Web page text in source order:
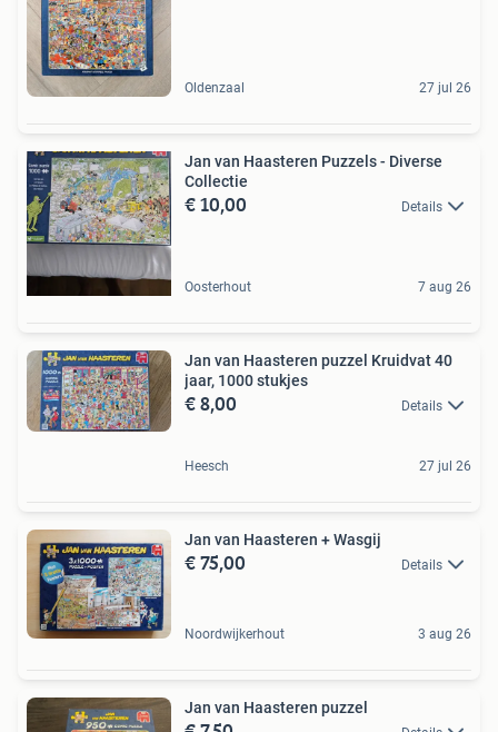
Oldenzaal 27 jul 26
Jan van Haasteren Puzzels - Diverse
Collectie
€ 10,00 Details
Oosterhout 7 aug 26
Jan van Haasteren puzzel Kruidvat 40
jaar, 1000 stukjes
€ 8,00 Details
Heesch 27 jul 26
Jan van Haasteren + Wasgij
€ 75,00 Details
Noordwijkerhout 3 aug 26
Jan van Haasteren puzzel